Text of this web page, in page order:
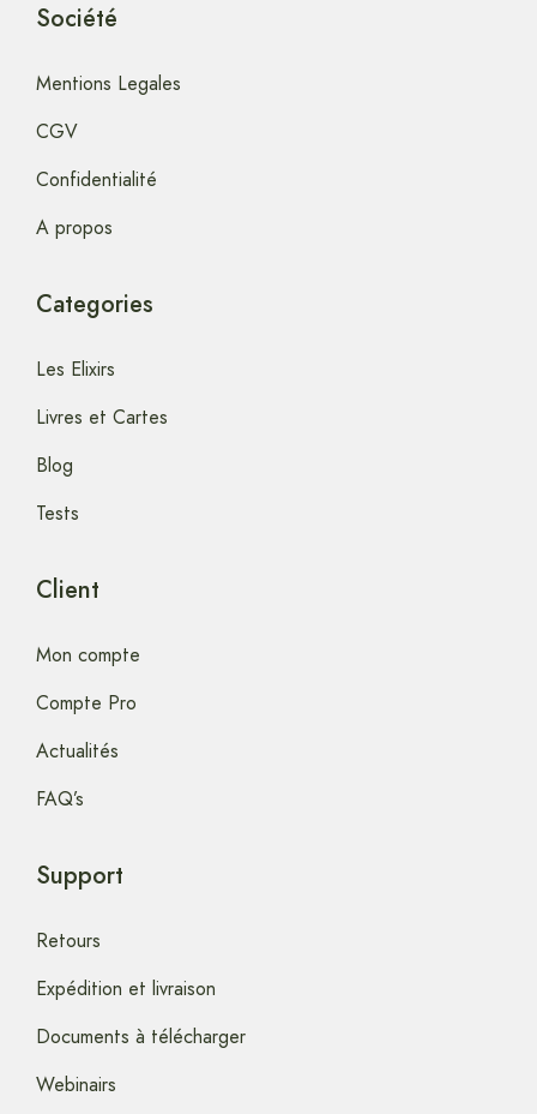
Société
Mentions Legales
CGV
Confidentialité
A propos
Categories
Les Elixirs
Livres et Cartes
Blog
Tests
Client
Mon compte
Compte Pro
Actualités
FAQ’s
Support
Retours
Expédition et livraison
Documents à télécharger
Webinairs